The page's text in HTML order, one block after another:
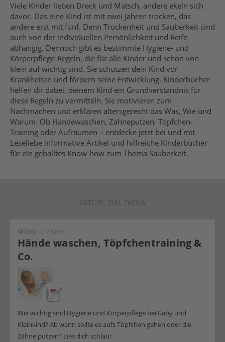
Viele Kinder lieben Dreck und Matsch, andere ekeln sich
davor. Das eine Kind ist mit zwei Jahren trocken, das
andere erst mit fünf. Denn Trockenheit und Sauberkeit sind
auch von der individuellen Persönlichkeit und Reife
abhängig. Dennoch gibt es bestimmte Hygiene- und
Körperpflege-Regeln, die für alle Kinder und schon von
klein auf wichtig sind. Sie schützen dein Kind vor
Krankheiten und fördern seine Entwicklung. Kinderbücher
helfen dir dabei, deinem Kind ein Grundverständnis für
diese Regeln zu vermitteln. Sie motivieren zum
Nachmachen und erklären altersgerecht das Was, Wie und
Warum. Ob Händewaschen, Zähneputzen, Töpfchen-
Training oder Aufräumen – entdecke jetzt bei und mit
Leseliebe informative Artikel und hilfreiche Kinderbücher
für ein geballtes Know-how zum Thema Sauberkeit.
ARTIKEL ZUM THEMA
Hände waschen, Töpfchentraining &
Co.
ARTIKEL | 0-2 Jahre
Wie wichtig sind Hygiene und Körperpflege bei Baby und
Kleinkind? Ab wann sollte es aufs Töpfchen gehen oder die
Zähne putzen? Lies dich schlau!